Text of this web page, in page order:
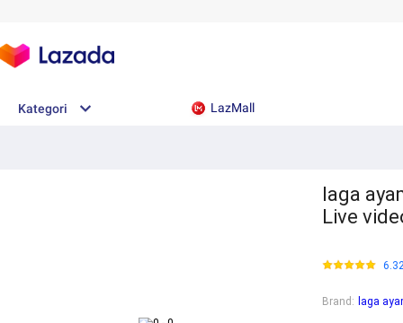
Kategori LazMall
laga
Live
Brand : laga